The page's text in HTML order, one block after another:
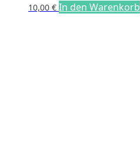
10,00 € In den Warenkorb